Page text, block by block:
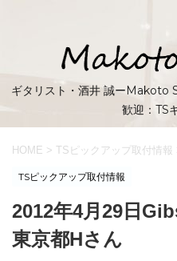
ギタリスト・酒井 誠ー
歓迎：TS
HOME > TSピックアップ取付情報
TSピックアップ取付情報
2012年4月29日
東京都Hさん